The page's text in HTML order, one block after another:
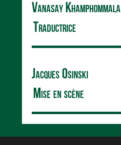
Vanasay Khamphommala
Traductrice
Jacques Osinski
Mise en scène